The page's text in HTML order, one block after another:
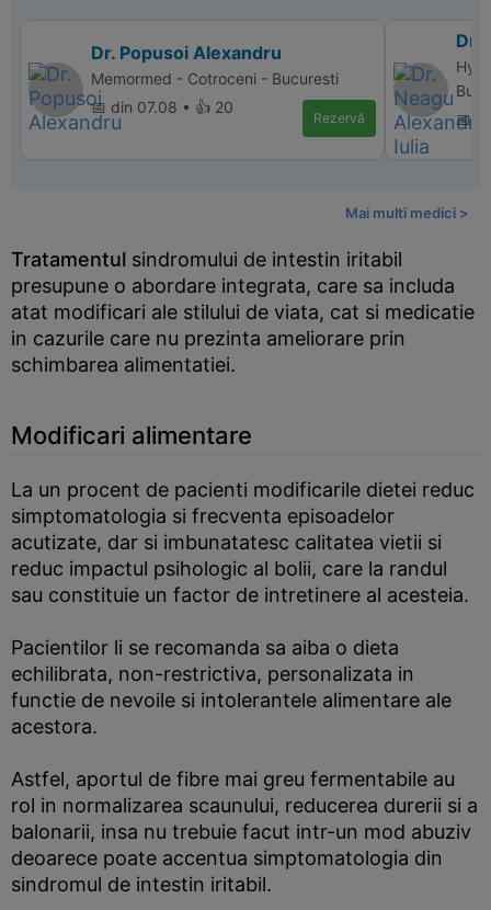
Dr. Popusoi Alexandru
Memormed - Cotroceni - Bucuresti
📅 din 07.08 • 👍 20
Rezervă
Dr.
📅
Mai multi medici >
Tratamentul sindromului de intestin iritabil
presupune o abordare integrata, care sa includa
atat modificari ale stilului de viata, cat si medicatie
in cazurile care nu prezinta ameliorare prin
schimbarea alimentatiei.
Modificari alimentare
La un procent de pacienti modificarile dietei reduc
simptomatologia si frecventa episoadelor
acutizate, dar si imbunatatesc calitatea vietii si
reduc impactul psihologic al bolii, care la randul
sau constituie un factor de intretinere al acesteia.
Pacientilor li se recomanda sa aiba o dieta
echilibrata, non-restrictiva, personalizata in
functie de nevoile si intolerantele alimentare ale
acestora.
Astfel, aportul de fibre mai greu fermentabile au
rol in normalizarea scaunului, reducerea durerii si a
balonarii, insa nu trebuie facut intr-un mod abuziv
deoarece poate accentua simptomatologia din
sindromul de intestin iritabil.